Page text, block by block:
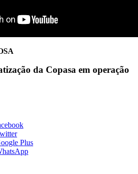
da Copasa em operação
Plus